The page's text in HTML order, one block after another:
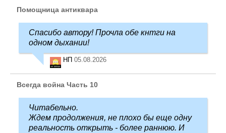
Помощница антиквара
Спасибо автору! Прочла обе кнтги на
одном дыхании!
НП 05.08.2026
Всегда война Часть 10
Читабельно.
Ждем продолжения, не плохо бы еще одну
реальность открыть - более раннюю. И